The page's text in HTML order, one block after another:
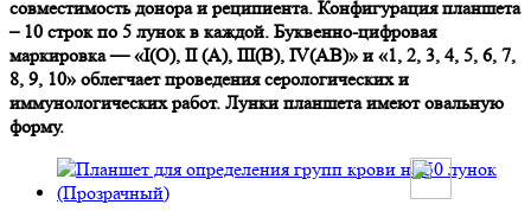
совместимость донора и реципиента. Конфигурация планшета
– 10 строк по 5 лунок в каждой. Буквенно-цифровая
маркировка — «I(O), II (A), III(B), IV(AB)» и «1, 2, 3, 4, 5, 6, 7,
8, 9, 10» облегчает проведения серологических и
иммунологических работ. Лунки планшета имеют овальную
форму.